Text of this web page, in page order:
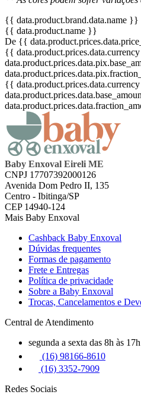
{{ data.product.brand.data.name }}
{{ data.product.name }}
De {{
{{
{{
Baby Enxoval Eireli ME
CNPJ 17707392000126
Avenida Dom Pedro II, 135
Centro - Ibitinga/SP
CEP 14940-124
Mais Baby Enxoval
Cashback Baby Enxoval
Dúvidas frequentes
Formas de pagamento
Frete e Entregas
Política de privacidade
Sobre a Baby Enxoval
Trocas, Cancelamentos e
Central de Atendimento
segunda a sexta das 8h às 17h
(16) 98166-8610
(16) 3352-7909
Redes Sociais